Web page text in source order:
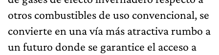
otros combustibles de uso convencional, se
convierte en una vía más atractiva rumbo a
un futuro donde se garantice el acceso a